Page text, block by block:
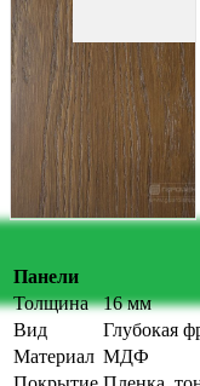
Панели
Толщина
16 мм
Вид
Глубокая
Материал МДФ